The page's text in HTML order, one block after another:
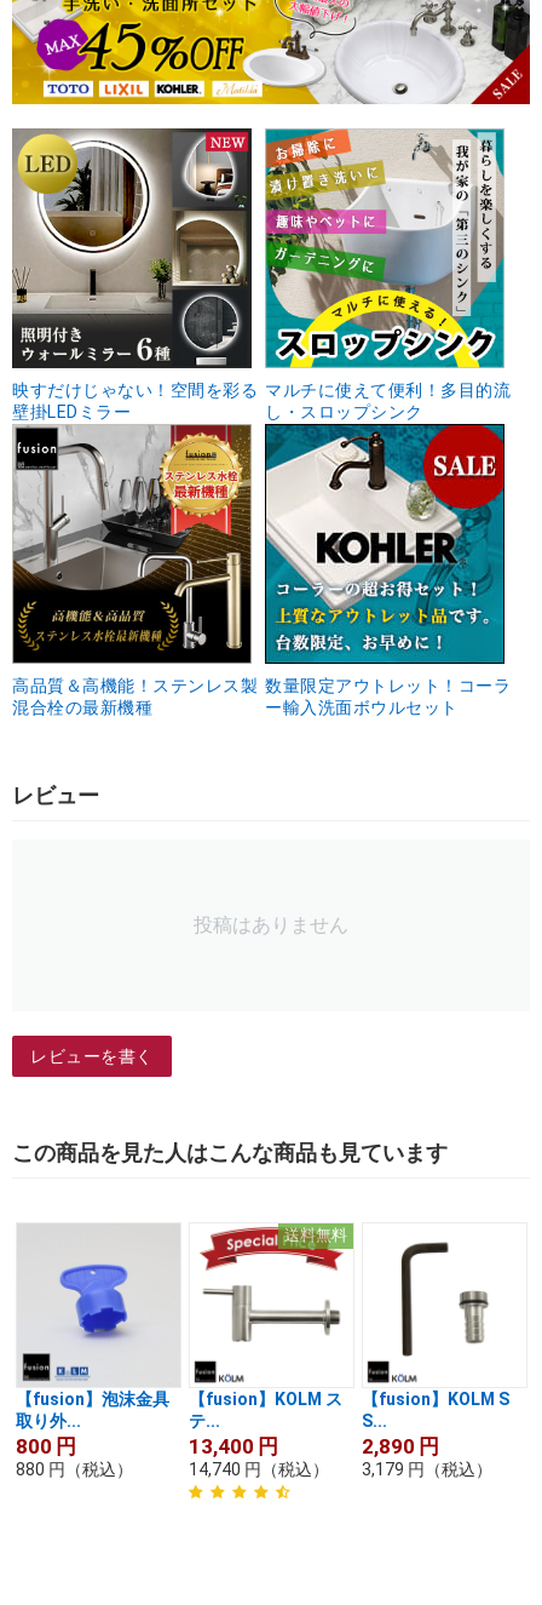
映すだけじゃない！空間を彩る
壁掛LEDミラー
マルチに使えて便利！多目的流
し・スロップシンク
高品質＆高機能！ステンレス製
混合栓の最新機種
数量限定アウトレット！コーラ
ー輸入洗面ボウルセット
レビュー
投稿はありません
レビューを書く
この商品を見た人はこんな商品も見ています
【fusion】泡沫金具
取り外...
800 円
880 円 （税込）
送料無料
【fusion】KOLM ス
テ...
13,400 円
14,740 円 （税込）
【fusion】KOLM S
S...
2,890 円
3,179 円 （税込）